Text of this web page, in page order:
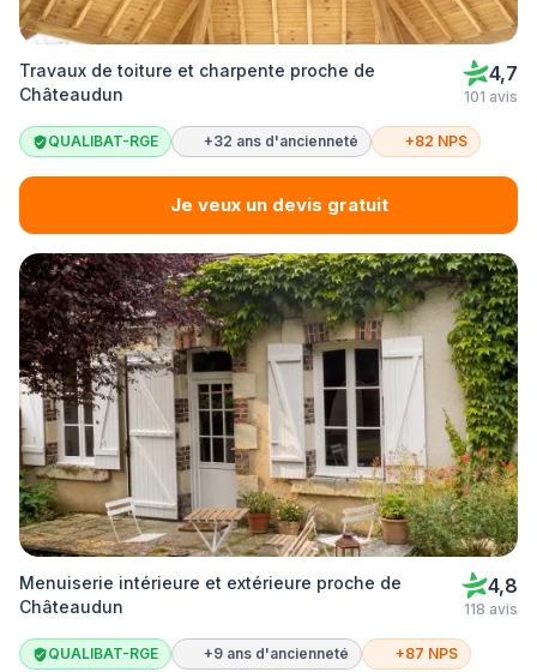
Travaux de toiture et charpente proche de
Châteaudun
4,7
101 avis
QUALIBAT-RGE +32 ans d'ancienneté +82 NPS
Je veux un devis gratuit
Menuiserie intérieure et extérieure proche de
Châteaudun
4,8
118 avis
QUALIBAT-RGE +9 ans d'ancienneté +87 NPS